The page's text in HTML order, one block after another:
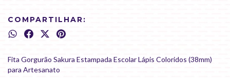
COMPARTILHAR:
Fita Gorgurão Sakura Estampada Escolar Lápis Coloridos (38mm)
para Artesanato